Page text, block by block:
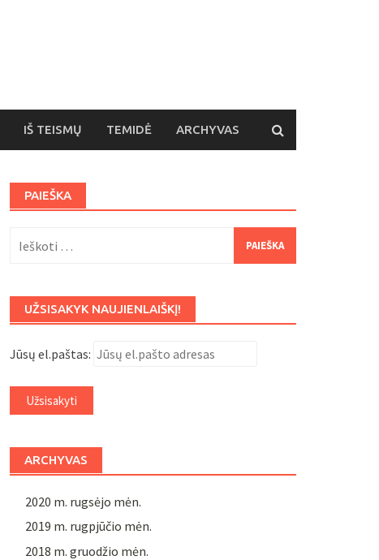
IŠ TEISMŲ TEMIDĖ ARCHYVAS
PAIEŠKA
UŽSISAKYK NAUJIENLAIŠKĮ!
Jūsų el.paštas:
ARCHYVAS
2020 m. rugsėjo mėn.
2019 m. rugpjūčio mėn.
2018 m. gruodžio mėn.